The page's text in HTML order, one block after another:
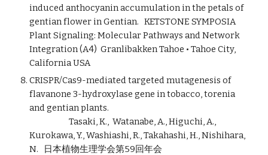
induced anthocyanin accumulation in the petals of
gentian flower in Gentian. KETSTONE SYMPOSIA
Plant Signaling: Molecular Pathways and Network
Integration (A4) Granlibakken Tahoe • Tahoe City,
California USA
CRISPR/Cas9-mediated targeted mutagenesis of
flavanone 3-hydroxylase gene in tobacco, torenia
and gentian plants.
Tasaki, K., Watanabe, A., Higuchi, A.,
Kurokawa, Y., Washiashi, R., Takahashi, H., Nishihara,
N. 日本植物生理学会第59回年会